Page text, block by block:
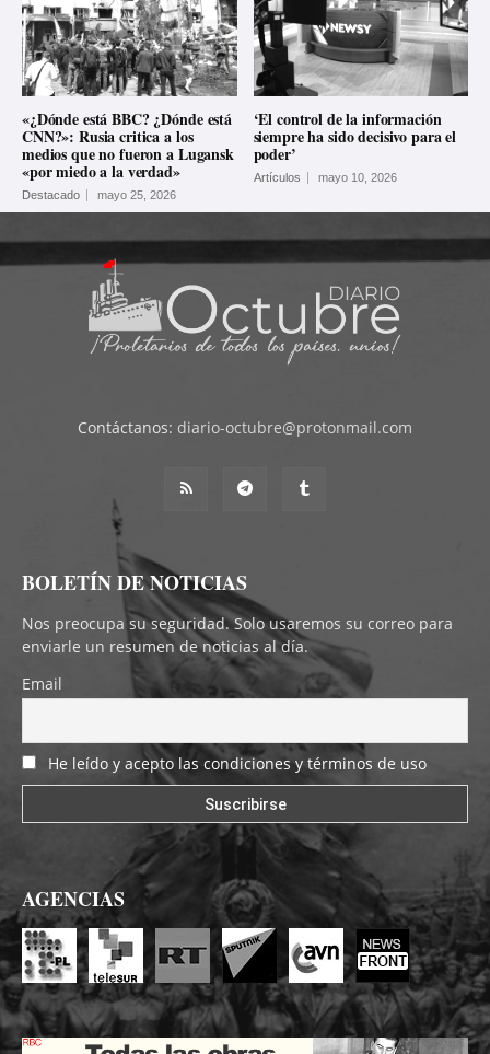
«¿Dónde está BBC? ¿Dónde está
CNN?»: Rusia critica a los
medios que no fueron a Lugansk
«por miedo a la verdad»
Destacado mayo 25, 2026
‘El control de la información
siempre ha sido decisivo para el
poder’
Artículos mayo 10, 2026
Contáctanos: diario-octubre@protonmail.com
BOLETÍN DE NOTICIAS
Nos preocupa su seguridad. Solo usaremos su correo para
enviarle un resumen de noticias al día.
Email
He leído y acepto las condiciones y términos de uso
AGENCIAS